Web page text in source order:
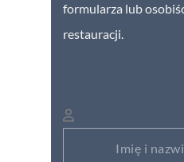
formularza lub
restauracji.